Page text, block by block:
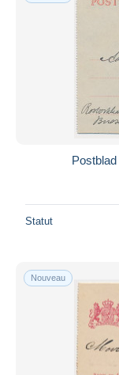
Statut
Nouveau